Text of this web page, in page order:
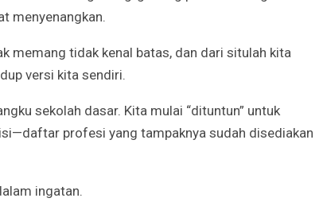
menyenangkan.
memang tidak kenal batas, dan dari situlah kita
versi kita sendiri.
sekolah dasar. Kita mulai “dituntun” untuk
profesi yang tampaknya sudah disediakan
ingatan.
Godaan-Godaan dalam
10 Sosok Perempuan
Paling Menginspirasi